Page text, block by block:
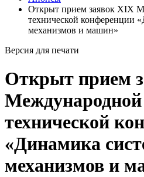
Открыт прием заявок XIX
технической конференции
механизмов и машин»
Версия для печати
Открыт прием
Международной
технической
«Динамика
механизмов и